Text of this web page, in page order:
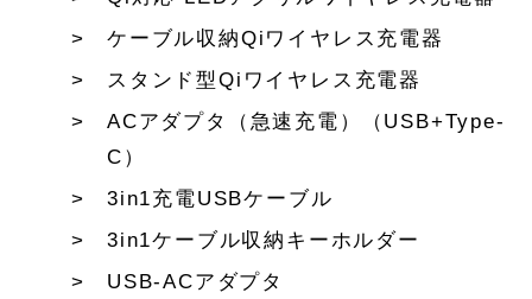
ケーブル収納Qiワイヤレス充電器
スタンド型Qiワイヤレス充電器
ACアダプタ（急速充電）（USB+Type-
C）
3in1充電USBケーブル
3in1ケーブル収納キーホルダー
USB-ACアダプタ